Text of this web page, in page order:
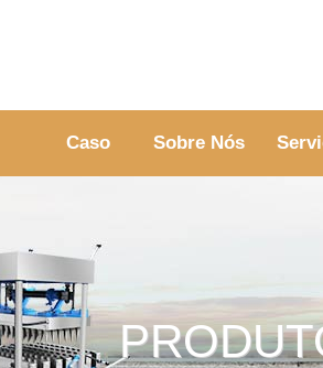
Caso Sobre Nós